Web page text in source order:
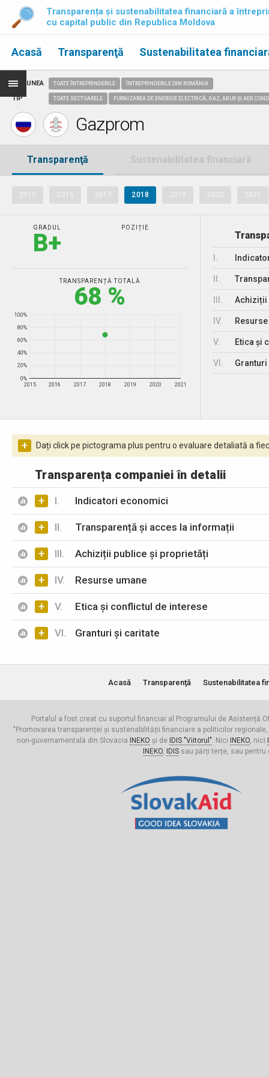
Transparența și sustenabilitatea financiară a
cu capital public din Republica Moldova
Acasă Transparenţă Sustenabilitatea
REGIUNEA
TIP
TOATE ÎNTREPRINDERILE ÎNTREPRINDERILE DIN ROMÂNIA
TOATE SECTOARELE FURNIZAREA DE ENERGIE ELECTRICĂ, GAZ, ABUR ȘI AER
Gazprom
Transparenţă Sustenabilitatea financiară
2018
GRADUL
B+
POZIȚIE
TRANSPARENȚĂ TOTALĂ
68 %
2015 2016 2017 2018 2019 2020 2021
0%
20%
40%
60%
80%
100%
Achiziții
IV.
V. Etica și
VI.
+ Dați click pe pictograma plus pentru o evaluare detaliată a
Transparența companiei în detalii
+ I. Indicatori economici
+ II. Transparență și acces la informații
+ III. Achiziții publice și proprietăți
+ IV. Resurse umane
+ V. Etica și conflictul de interese
+ VI. Granturi și caritate
Acasă Transparenţă Sustenabilitatea
Portalul a fost creat cu suportul financiar al Programului de Asistență
"Promovarea transparenței și sustenabilității financiare a politicilor
non-guvernamentală din Slovacia
INEKO și de IDIS "Viitorul". Nici INEKO, nici
INEKO, IDISsau părți terțe, sau pentru